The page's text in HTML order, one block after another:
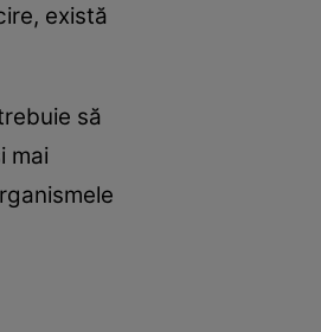
există
să
mai